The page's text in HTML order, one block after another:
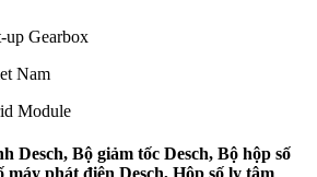
Gearbox
Nam
Module
Desch, Bộ giảm tốc Desch, Bộ hộp số